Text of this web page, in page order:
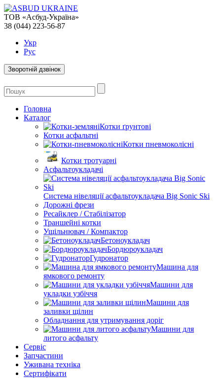
ТОВ «Асбуд-Україна»
38 (044) 223-56-87
Укр
Рус
Зворотній дзвінок
Головна
Каталог
Котки ґрунтові
Котки асфальтні
Котки пневмоколісні
Котки тротуарні
Асфальтоукладачі
Система нівеляції асфальтоукладача Big Sonic Ski
Дорожні фрези
Ресайклер / Стабілізатор
Траншейні котки
Ущільнювач / Компактор
Бетоноукладач
Бордюроукладач
Гудронатор
Машина для
ямкового ремонту
Машини для
укладки узбіччя
Машини для
заливки щілин
Обладнання для утримування доріг
Машини для
литого асфальту
Сервіс
Запчастини
Уживана техніка
Сертифікати